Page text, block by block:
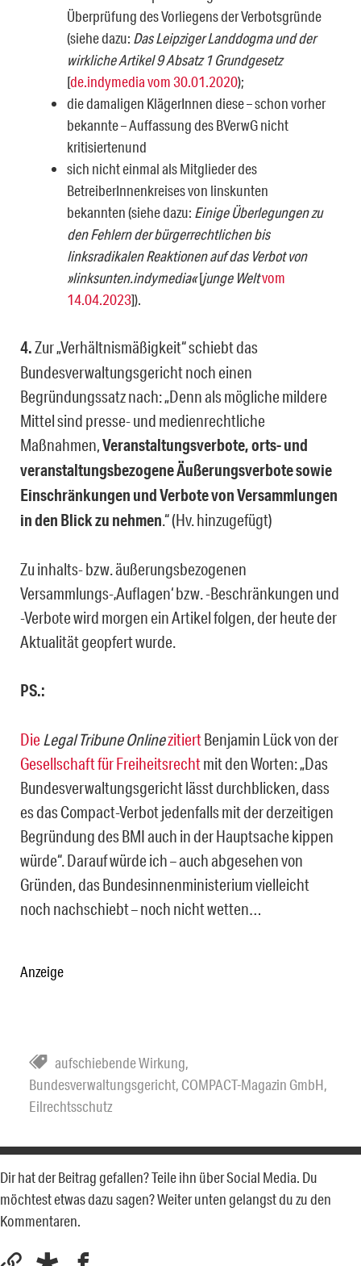
Überprüfung des Vorliegens der Verbotsgründe
(siehe dazu: Das Leipziger Landdogma und der
wirkliche Artikel 9 Absatz 1 Grundgesetz
[de.indymedia vom 30.01.2020);
die damaligen KlägerInnen diese – schon vorher
bekannte – Auffassung des BVerwG nicht
kritisiertenund
sich nicht einmal als Mitglieder des
BetreiberInnenkreises von linskunten
bekannten (siehe dazu: Einige Überlegungen zu
den Fehlern der bürgerrechtlichen bis
linksradikalen Reaktionen auf das Verbot von
»linksunten.indymedia«[junge Weltvom
14.04.2023]).
4.Zur „Verhältnismäßigkeit“ schiebt das
Bundesverwaltungsgericht noch einen
Begründungssatz nach: „Denn als mögliche mildere
Mittel sind presse- und medienrechtliche
Maßnahmen,Veranstaltungsverbote, orts- und
veranstaltungsbezogene Äußerungsverbote sowie
Einschränkungen und Verbote von Versammlungen
in den Blick zu nehmen.“ (Hv. hinzugefügt)
Zu inhalts- bzw. äußerungsbezogenen
Versammlungs-‚Auflagen‘ bzw. -Beschränkungen und
-Verbote wird morgen ein Artikel folgen, der heute der
Aktualität geopfert wurde.
PS.:
DieLegal Tribune OnlinezitiertBenjamin Lück von der
Gesellschaft für Freiheitsrechtmit den Worten: „Das
Bundesverwaltungsgericht lässt durchblicken, dass
es das Compact-Verbot jedenfalls mit der derzeitigen
Begründung des BMI auch in der Hauptsache kippen
würde“. Darauf würde ich – auch abgesehen von
Gründen, das Bundesinnenministerium vielleicht
noch nachschiebt – noch nicht wetten…
Anzeige
aufschiebende Wirkung,
Bundesverwaltungsgericht, COMPACT-Magazin GmbH,
Eilrechtsschutz
Dir hat der Beitrag gefallen? Teile ihn über Social Media. Du
möchtest etwas dazu sagen? Weiter unten gelangst du zu den
Kommentaren.